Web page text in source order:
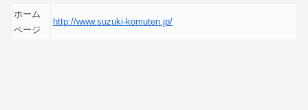
ホーム
ページ
http://www.suzuki-komuten.jp/